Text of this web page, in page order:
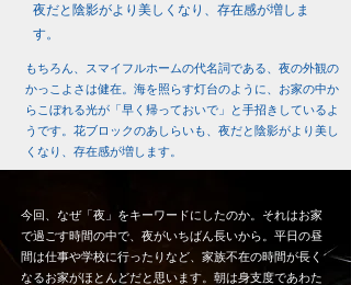
夜だと陰影がより美しくなり、存在感が増しま
す。
もちろん、スマイフルホームの代名詞である、夜の外観の
かっこよさは健在。海を照らす灯台のように、お家の中か
らこぼれる光が「早く帰っておいで」と手招きしているよ
うです。花ブロックのあしらいも、夜だと陰影がより美し
くなり、存在感が増します。
今回、なぜ「夜」をキーワードにしたのか。それはお家
で過ごす時間の中で、夜がいちばん長いから。平日の昼
間は仕事や学校に行ったりなど、家族不在の時間が長く
なるお家がほとんどだと思います。朝は身支度であわた